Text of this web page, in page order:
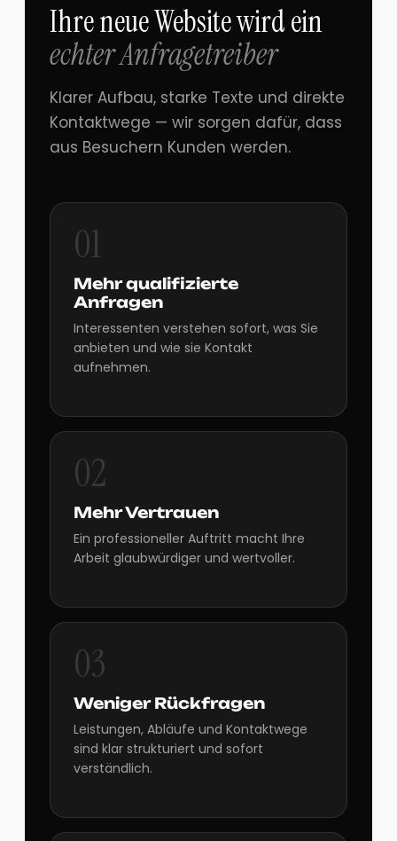
Ihre neue Website wird ein
echter Anfragetreiber
Klarer Aufbau, starke Texte und direkte
Kontaktwege — wir sorgen dafür, dass
aus Besuchern Kunden werden.
01
Mehr qualifizierte
Anfragen
Interessenten verstehen sofort, was Sie
anbieten und wie sie Kontakt
aufnehmen.
02
Mehr Vertrauen
Ein professioneller Auftritt macht Ihre
Arbeit glaubwürdiger und wertvoller.
03
Weniger Rückfragen
Leistungen, Abläufe und Kontaktwege
sind klar strukturiert und sofort
verständlich.